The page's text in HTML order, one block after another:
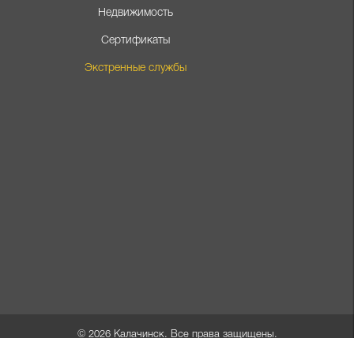
Недвижимость
Сертификаты
Экстренные службы
© 2026 Калачинск. Все права защищены.